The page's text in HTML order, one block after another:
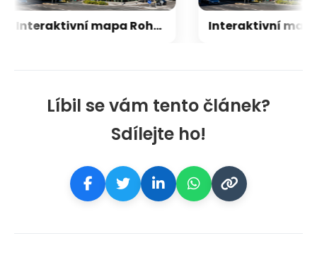
Líbil se vám tento článek?
Sdílejte ho!
Interaktivní mapa Rohanského nábřeží: Najděte všechny firmy na rohanskenabrezi.cz